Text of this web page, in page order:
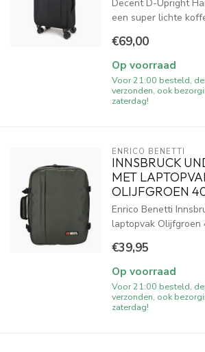
Decent D-Upright
een super lichte
€69,00
Op voorraad
Voor 21:00 besteld,
verzonden, ook
zaterdag!
ENRICO BENETTI
INNSBRUCK
MET
OLIJFGROEN
Enrico Benetti
laptopvak Olijfgroen
€39,95
Op voorraad
Voor 21:00 besteld,
verzonden, ook
zaterdag!